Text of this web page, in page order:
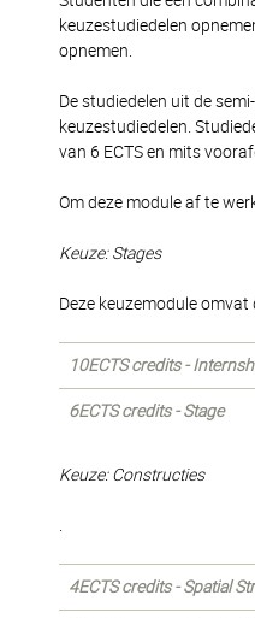
keuzestudiedelen
opnemen.
De studiedelen uit de
keuzestudiedelen.
van 6 ECTS en mits
Om deze module af te
Keuze: Stages
Deze keuzemodule
10ECTS credits -
6ECTS credits - Stage
Keuze: Constructies
4ECTS credits - Spatial